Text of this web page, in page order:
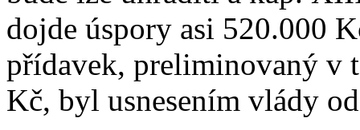
dojde úspory asi 520.000
přídavek, preliminovaný v
Kč, byl usnesením vlády